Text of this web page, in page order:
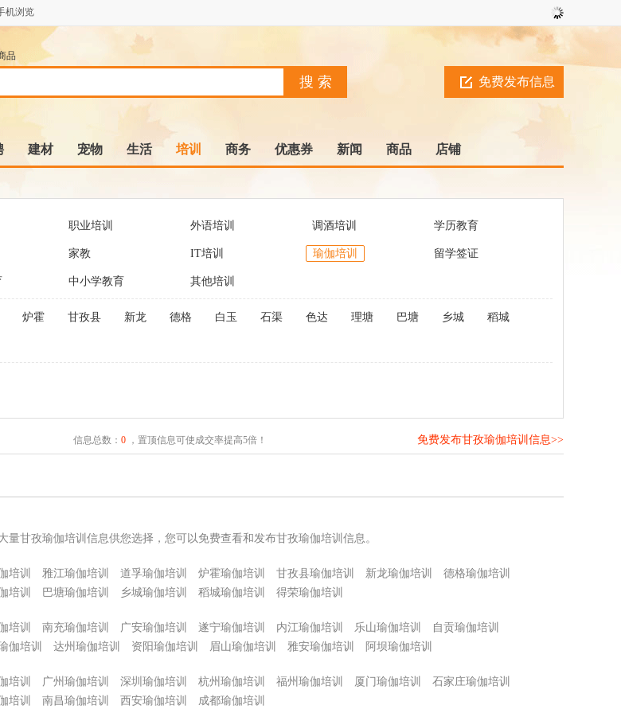
机浏览
免费发布信息
品
建材 宠物 生活 培训 商务 优惠券 新闻 商品 店铺
职业培训 外语培训 调酒培训 学历教育
家教 IT培训 瑜伽培训 留学签证
中小学教育 其他培训
炉霍 甘孜县 新龙 德格 白玉 石渠 色达 理塘 巴塘 乡城 稻城
信息总数： 0，置顶信息可使成交率提高5倍！ 免费发布甘孜瑜伽培训信息>>
甘孜瑜伽培训信息供您选择，您可以免费查看和发布甘孜瑜伽培训信息。
培训 雅江瑜伽培训 道孚瑜伽培训 炉霍瑜伽培训 甘孜县瑜伽培训 新龙瑜伽培训
德格瑜伽培训
培训 巴塘瑜伽培训 乡城瑜伽培训 稻城瑜伽培训 得荣瑜伽培训
培训 南充瑜伽培训 广安瑜伽培训 遂宁瑜伽培训 内江瑜伽培训 乐山瑜伽培训
自贡瑜伽培训
伽培训 达州瑜伽培训 资阳瑜伽培训 眉山瑜伽培训 雅安瑜伽培训 阿坝瑜伽培训
培训 广州瑜伽培训 深圳瑜伽培训 杭州瑜伽培训 福州瑜伽培训 厦门瑜伽培训
石家庄瑜伽培训
培训 南昌瑜伽培训 西安瑜伽培训 成都瑜伽培训